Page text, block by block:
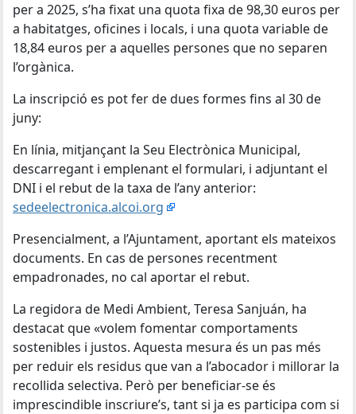
per a 2025, s’ha fixat una quota fixa de 98,30 euros per
a habitatges, oficines i locals, i una quota variable de
18,84 euros per a aquelles persones que no separen
l’orgànica.
La inscripció es pot fer de dues formes fins al 30 de
juny:
En línia, mitjançant la Seu Electrònica Municipal,
descarregant i emplenant el formulari, i adjuntant el
DNI i el rebut de la taxa de l’any anterior:
sedeelectronica.alcoi.org
Presencialment, a l’Ajuntament, aportant els mateixos
documents. En cas de persones recentment
empadronades, no cal aportar el rebut.
La regidora de Medi Ambient, Teresa Sanjuán, ha
destacat que «volem fomentar comportaments
sostenibles i justos. Aquesta mesura és un pas més
per reduir els residus que van a l’abocador i millorar la
recollida selectiva. Però per beneficiar-se és
imprescindible inscriure’s, tant si ja es participa com si